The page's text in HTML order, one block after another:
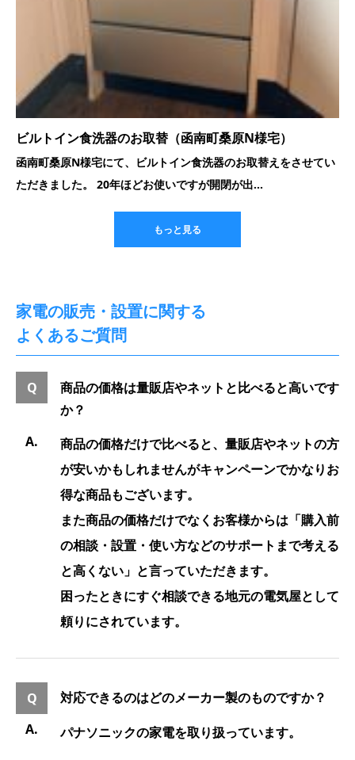
ビルトイン食洗器のお取替（函南町桑原N様宅）
函南町桑原N様宅にて、ビルトイン食洗器のお取替えをさせてい
ただきました。 20年ほどお使いですが開閉が出...
もっと見る
家電の販売・設置に関する
よくあるご質問
商品の価格は量販店やネットと比べると高いです
か？
商品の価格だけで比べると、量販店やネットの方
が安いかもしれませんがキャンペーンでかなりお
得な商品もございます。
また商品の価格だけでなくお客様からは「購入前
の相談・設置・使い方などのサポートまで考える
と高くない」と言っていただきます。
困ったときにすぐ相談できる地元の電気屋として
頼りにされています。
対応できるのはどのメーカー製のものですか？
パナソニックの家電を取り扱っています。